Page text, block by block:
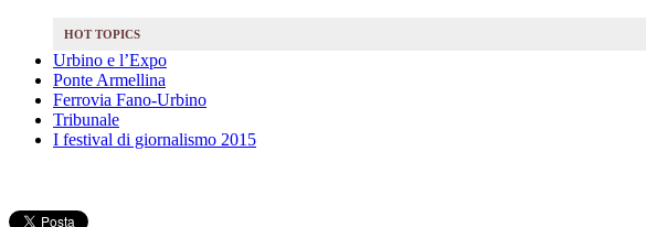
HOT TOPICS
Urbino e l’Expo
Ponte Armellina
Ferrovia Fano-Urbino
Tribunale
I festival di giornalismo 2015